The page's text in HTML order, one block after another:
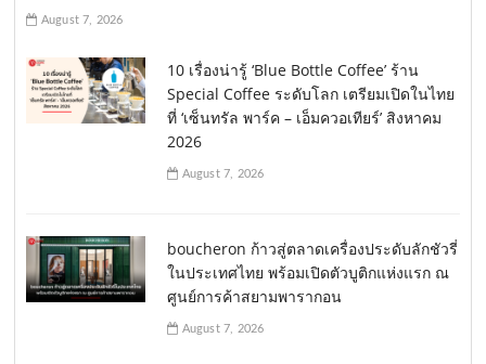
August 7, 2026
10 เรื่องน่ารู้ ‘Blue Bottle Coffee’ ร้าน
Special Coffee ระดับโลก เตรียมเปิดในไทย
ที่ ‘เซ็นทรัล พาร์ค – เอ็มควอเทียร์’ สิงหาคม
2026
August 7, 2026
boucheron ก้าวสู่ตลาดเครื่องประดับลักชัวรี่
ในประเทศไทย พร้อมเปิดตัวบูติกแห่งแรก ณ
ศูนย์การค้าสยามพารากอน
August 7, 2026